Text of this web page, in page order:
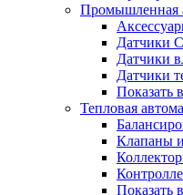
Промышленная
Датчики
Датчики
Датчики
Показать
Тепловая
Клапаны
Показать